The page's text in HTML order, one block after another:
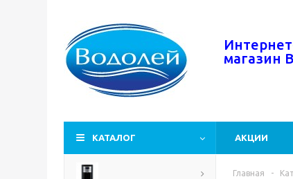
магазин
КАТАЛОГ АКЦИИ
Главная -